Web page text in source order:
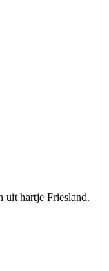
uit hartje Friesland.